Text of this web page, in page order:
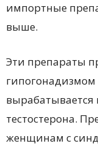
импортные
выше.
Эти препараты
гипогонадизмом
вырабатывается
тестостерона.
женщинам с